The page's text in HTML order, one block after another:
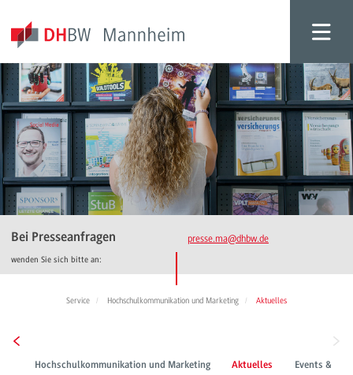
Bei Presseanfragen
wenden Sie sich bitte an:
presse.ma@dhbw.de
Service Hochschulkommunikation und Marketing Aktuelles
Hochschulkommunikation und Marketing Aktuelles Events &